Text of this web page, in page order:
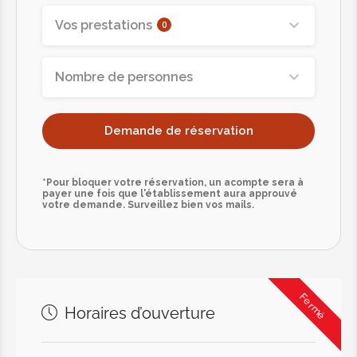
Offrez à votre corps une double
massées simultanément, en parfaite
Massage divine lotus (6 mains)
Vous perdez rapidement le fil des
rapidement qu'il est impossible de
suivre toutes les manipulations, ce qui
vous permet de lâcher prise et de
laisser votre esprit s'évader.
Vos prestations 0
Nombre de personnes
Demande de réservation
*Pour bloquer votre réservation, un acompte sera à
payer une fois que l'établissement aura approuvé
votre demande. Surveillez bien vos mails.
Fermé
Horaires d’ouverture